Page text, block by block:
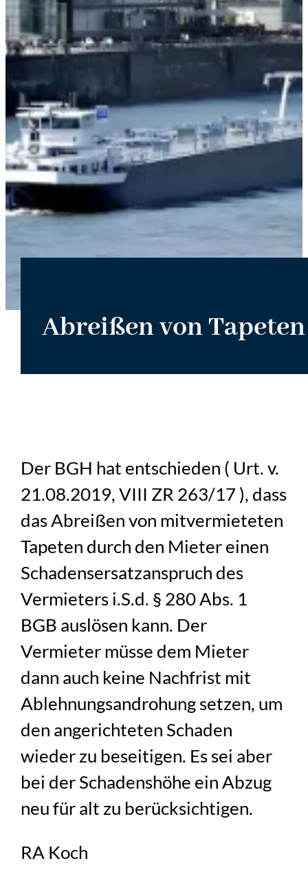
Abreißen von Tapeten
Der BGH hat entschieden ( Urt. v.
21.08.2019, VIII ZR 263/17 ), dass
das Abreißen von mitvermieteten
Tapeten durch den Mieter einen
Schadensersatzanspruch des
Vermieters i.S.d. § 280 Abs. 1
BGB auslösen kann. Der
Vermieter müsse dem Mieter
dann auch keine Nachfrist mit
Ablehnungsandrohung setzen, um
den angerichteten Schaden
wieder zu beseitigen. Es sei aber
bei der Schadenshöhe ein Abzug
neu für alt zu berücksichtigen.
RA Koch